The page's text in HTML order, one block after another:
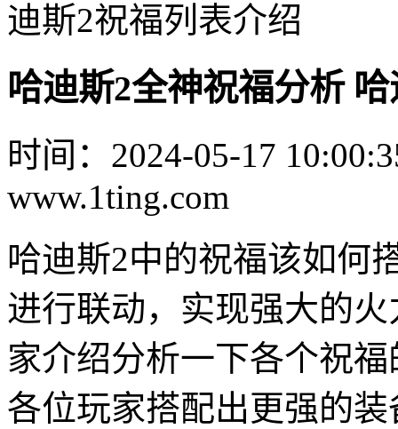
迪斯2祝福列表介绍
哈迪斯2全神祝福分析
时间：2024-05-17
www.1ting.com
哈迪斯2中的祝福该如何
进行联动，实现强大的
家介绍分析一下各个祝
各位玩家搭配出更强的